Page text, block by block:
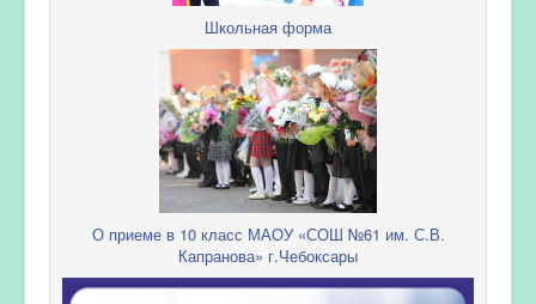
Школьная форма
О приеме в 10 класс МАОУ «СОШ №61 им. С.В.
Капранова» г.Чебоксары